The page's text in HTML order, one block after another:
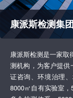
康派斯检测集团
康派斯检测是一家取
测机构，为客户提供
证咨询、环境治理
8000㎡自有实验室